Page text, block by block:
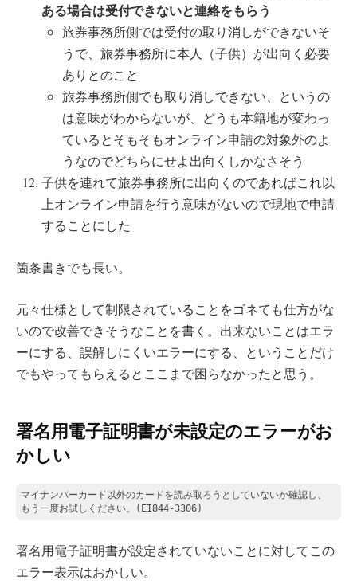
ある場合は受付できないと連絡をもらう
旅券事務所側では受付の取り消しができないそ
うで、旅券事務所に本人（子供）が出向く必要
ありとのこと
旅券事務所側でも取り消しできない、というの
は意味がわからないが、どうも本籍地が変わっ
ているとそもそもオンライン申請の対象外のよ
うなのでどちらにせよ出向くしかなさそう
子供を連れて旅券事務所に出向くのであればこれ以
上オンライン申請を行う意味がないので現地で申請
することにした
箇条書きでも長い。
元々仕様として制限されていることをゴネても仕方がな
いので改善できそうなことを書く。出来ないことはエラ
ーにする、誤解しにくいエラーにする、ということだけ
でもやってもらえるとここまで困らなかったと思う。
署名用電子証明書が未設定のエラーがお
かしい
マイナンバーカード以外のカードを読み取ろうとしていないか確認し、
もう一度お試しください。(EI844-3306)
署名用電子証明書が設定されていないことに対してこの
エラー表示はおかしい。